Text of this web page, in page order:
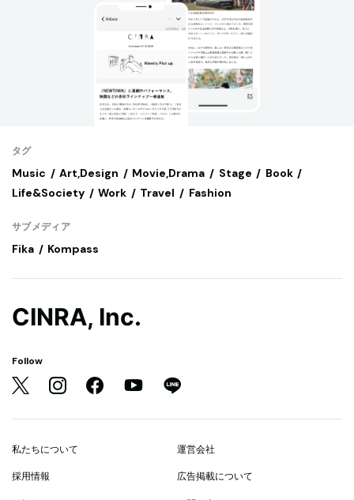
タグ
Music Art,Design Movie,Drama Stage
Book
Life&Society
Work Travel Fashion
サブメディア
Fika Kompass
CINRA, Inc.
Follow
私たちについて 運営会社
採用情報 広告掲載について